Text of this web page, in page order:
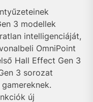
3 modellek
intelligenciáját,
OmniPoint
Hall Effect Gen 3
3 sorozat
új